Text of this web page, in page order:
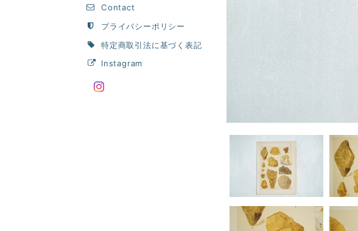
Contact
プライバシーポリシー
特定商取引法に基づく表記
Instagram